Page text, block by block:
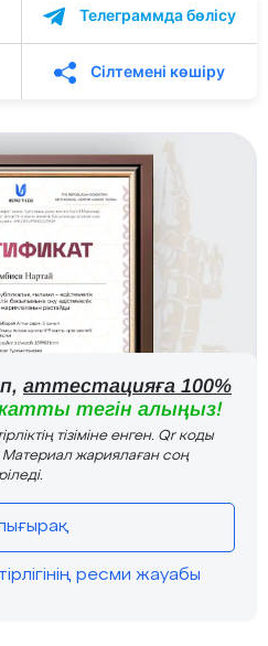
Телеграммда бөлісу
Сілтемені көшіру
аттестацияға 100%
тегін алыңыз!
тізіміне енген. Qr коды
Материал жариялаған соң
ресми жауабы